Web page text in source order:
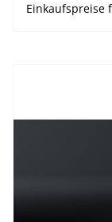
Einkaufspreise